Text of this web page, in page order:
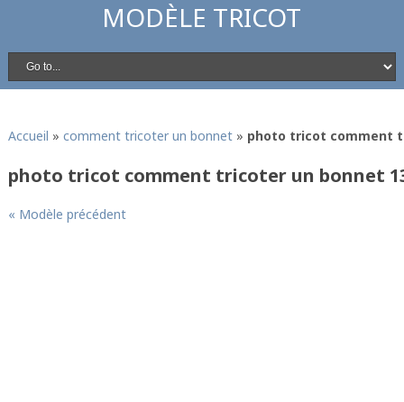
MODÈLE TRICOT
Accueil » comment tricoter un bonnet» photo tricot comment
photo tricot comment tricoter un bonnet
« Modèle précédent